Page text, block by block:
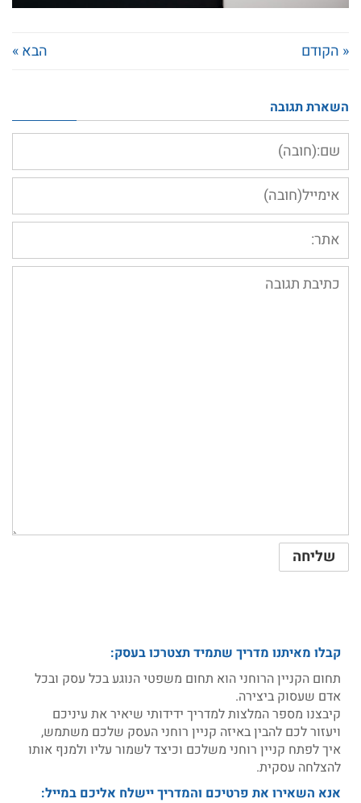
« הקודם הבא »
השארת תגובה
קבלו מאיתנו מדריך שתמיד תצטרכו בעסק:
תחום הקניין הרוחני הוא תחום משפטי הנוגע בכל עסק ובכל
אדם שעסוק ביצירה.
קיבצנו מספר המלצות למדריך ידידותי שיאיר את עיניכם
ויעזור לכם להבין באיזה קניין רוחני העסק שלכם משתמש,
איך לפתח קניין רוחני משלכם וכיצד לשמור עליו ולמנף אותו
להצלחה עסקית.
אנא השאירו את פרטיכם והמדריך יישלח אליכם במייל: